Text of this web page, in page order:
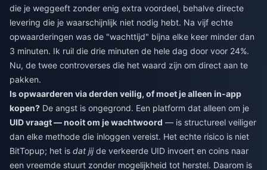
die je weggeeft zonder enig extra voordeel, behalve directe
levering die je waarschijnlijk niet nodig hebt. Na vijf echte
opwaarderingen was de "wachttijd" bijna elke keer minder dan
3 minuten. Ik ruil die drie minuten de hele dag door voor 24%.
Nu, de twee controverses die het waard zijn om direct aan te
pakken.
Is opwaarderen via derden veilig, of moet je alleen in-app
kopen? De angst is ongegrond. Een platform dat alleen om je
UID vraagt — nooit om je wachtwoord — is structureel veiliger
dan elke methode die inloggen vereist. Het echte risico is niet
BitTopup; het is dat jijde verkeerde UID invoert en coins naar
een vreemde stuurt zonder mogelijkheid tot herstel. Daarom is